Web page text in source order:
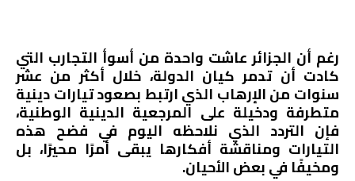
رغم أن الجزائر عاشت واحدة من أسوأ التجارب التي
كادت أن تدمر كيان الدولة، خلال أكثر من عشر
سنوات من الإرهاب الذي ارتبط بصعود تيارات دينية
متطرفة ودخيلة على المرجعية الدينية الوطنية،
فإن التردد الذي نلاحظه اليوم في فضح هذه
التيارات ومناقشة أفكارها يبقى أمرًا محيرًا، بل
ومخيفًا في بعض الأحيان.